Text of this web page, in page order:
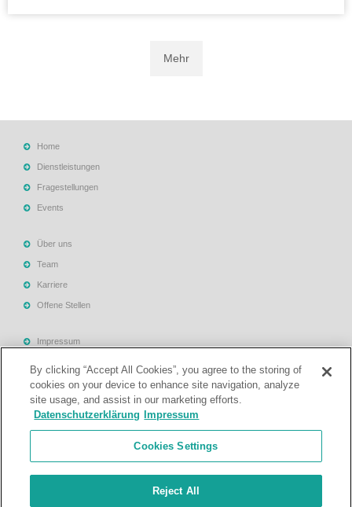
Mehr
Home
Dienstleistungen
Fragestellungen
Events
Über uns
Team
Karriere
Offene Stellen
Impressum
Datenschutzerklärung
Rechtliche Hinweise
By clicking “Accept All Cookies”, you agree to the storing of
cookies on your device to enhance site navigation, analyze
site usage, and assist in our marketing efforts.
Datenschutzerklärung
Impressum
Cookies Settings
Reject All